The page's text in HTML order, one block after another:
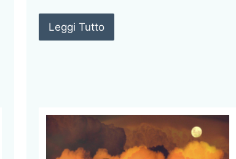
Leggi Tutto